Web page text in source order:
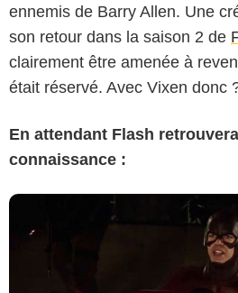
ennemis de Barry Allen. Une
son retour dans la saison 2 de
clairement être amenée à
était réservé. Avec Vixen donc
En attendant Flash
connaissance :